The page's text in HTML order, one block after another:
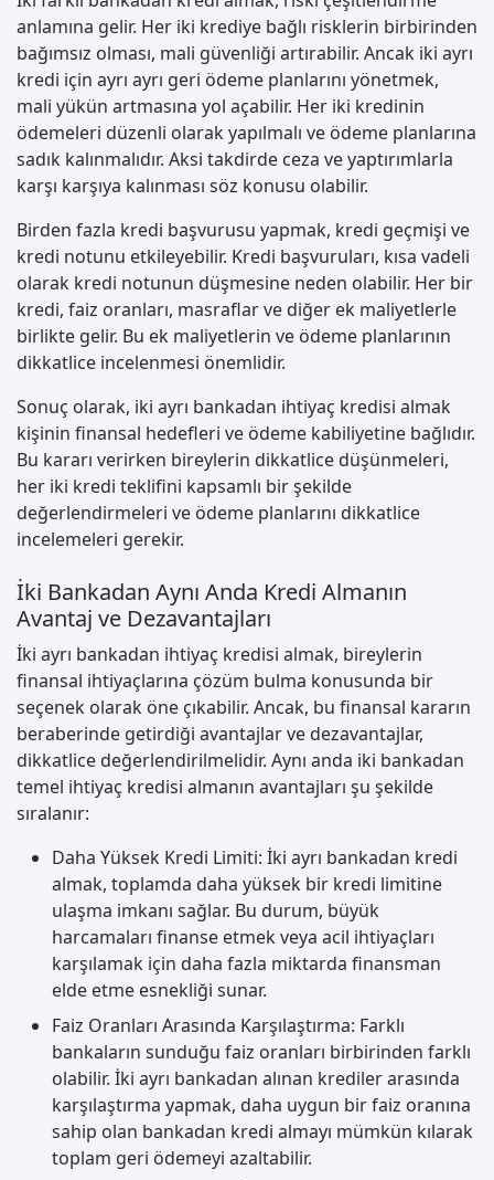
anlamına gelir. Her iki krediye bağlı risklerin birbirinden
bağımsız olması, mali güvenliği artırabilir. Ancak iki ayrı
kredi için ayrı ayrı geri ödeme planlarını yönetmek,
mali yükün artmasına yol açabilir. Her iki kredinin
ödemeleri düzenli olarak yapılmalı ve ödeme planlarına
sadık kalınmalıdır. Aksi takdirde ceza ve yaptırımlarla
karşı karşıya kalınması söz konusu olabilir.
Birden fazla kredi başvurusu yapmak, kredi geçmişi ve
kredi notunu etkileyebilir. Kredi başvuruları, kısa vadeli
olarak kredi notunun düşmesine neden olabilir. Her bir
kredi, faiz oranları, masraflar ve diğer ek maliyetlerle
birlikte gelir. Bu ek maliyetlerin ve ödeme planlarının
dikkatlice incelenmesi önemlidir.
Sonuç olarak, iki ayrı bankadan ihtiyaç kredisi almak
kişinin finansal hedefleri ve ödeme kabiliyetine bağlıdır.
Bu kararı verirken bireylerin dikkatlice düşünmeleri,
her iki kredi teklifini kapsamlı bir şekilde
değerlendirmeleri ve ödeme planlarını dikkatlice
incelemeleri gerekir.
İki Bankadan Aynı Anda Kredi Almanın
Avantaj ve Dezavantajları
İki ayrı bankadan ihtiyaç kredisi almak, bireylerin
finansal ihtiyaçlarına çözüm bulma konusunda bir
seçenek olarak öne çıkabilir. Ancak, bu finansal kararın
beraberinde getirdiği avantajlar ve dezavantajlar,
dikkatlice değerlendirilmelidir. Aynı anda iki bankadan
temel ihtiyaç kredisi almanın avantajları şu şekilde
sıralanır:
Daha Yüksek Kredi Limiti: İki ayrı bankadan kredi
almak, toplamda daha yüksek bir kredi limitine
ulaşma imkanı sağlar. Bu durum, büyük
harcamaları finanse etmek veya acil ihtiyaçları
karşılamak için daha fazla miktarda finansman
elde etme esnekliği sunar.
Faiz Oranları Arasında Karşılaştırma: Farklı
bankaların sunduğu faiz oranları birbirinden farklı
olabilir. İki ayrı bankadan alınan krediler arasında
karşılaştırma yapmak, daha uygun bir faiz oranına
sahip olan bankadan kredi almayı mümkün kılarak
toplam geri ödemeyi azaltabilir.